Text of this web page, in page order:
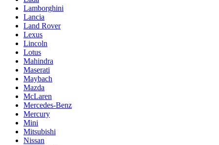
Lamborghini
Lancia
Land Rover
Lexus
Lincoln
Lotus
Mahindra
Maserati
Maybach
Mazda
McLaren
Mercedes-Benz
Mercury
Mini
Mitsubishi
Nissan